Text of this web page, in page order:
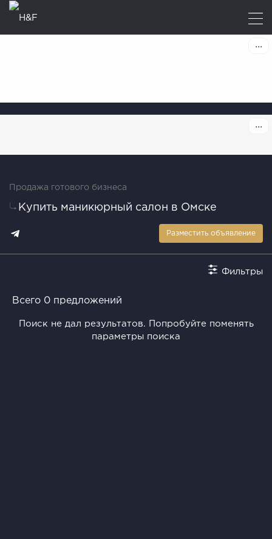
Продажа готового бизнеса
Купить маникюрный салон в Омске
Разместить объявление
Фильтры
Всего 0 предложений
Поиск не дал результатов. Попробуйте поменять
параметры поиска